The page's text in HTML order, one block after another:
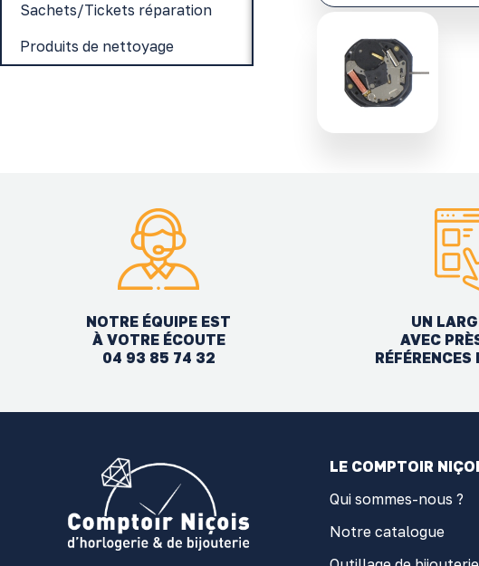
Sachets/Tickets réparation
Produits de nettoyage
NOTRE ÉQUIPE EST
À VOTRE ÉCOUTE
04 93 85 74 32
UN
AVEC
LE COMPTOIR
Qui sommes-nous ?
Notre catalogue